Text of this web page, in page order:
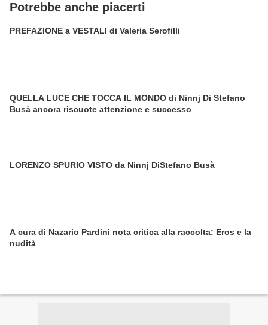
Potrebbe anche piacerti
PREFAZIONE a VESTALI di Valeria Serofilli
QUELLA LUCE CHE TOCCA IL MONDO di Ninnj Di Stefano
Busà ancora riscuote attenzione e successo
LORENZO SPURIO VISTO da Ninnj DiStefano Busà
A cura di Nazario Pardini nota critica alla raccolta: Eros e la
nudità